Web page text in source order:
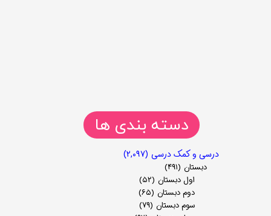
دسته بندی ها
درسی و کمک درسی (۲,۰۹۷)
دبستان (۴۹۱)
اول دبستان (۵۲)
دوم دبستان (۶۵)
سوم دبستان (۷۹)